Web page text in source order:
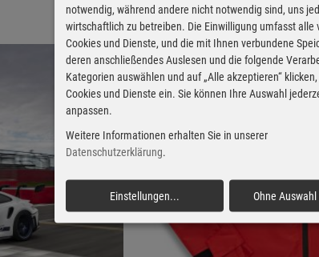
notwendig, während andere nicht notwendig sind, uns
wirtschaftlich zu betreiben. Die Einwilligung umfasst
Cookies und Dienste, und die mit Ihnen verbundene
deren anschließendes Auslesen und die folgende
Kategorien auswählen und auf „Alle akzeptieren“
Cookies und Dienste ein. Sie können Ihre Auswahl
anpassen.
Weitere Informationen erhalten Sie in unserer
Datenschutzerklärung.
Einstellungen... Ohne